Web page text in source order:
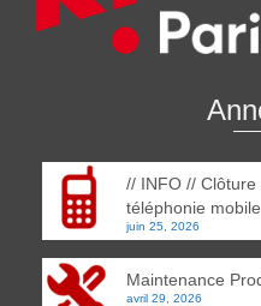
// INFO //
téléphonie mobile
juin 25, 2026
Maintenance
avril 29, 2026